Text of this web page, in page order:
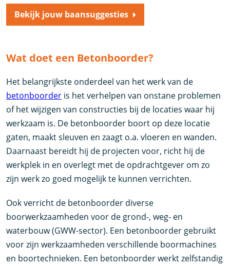
Bekijk jouw baansuggesties
Wat doet een Betonboorder?
Het belangrijkste onderdeel van het werk van de
betonboorder is het verhelpen van onstane problemen
of het wijzigen van constructies bij de locaties waar hij
werkzaam is. De betonboorder boort op deze locatie
gaten, maakt sleuven en zaagt o.a. vloeren en wanden.
Daarnaast bereidt hij de projecten voor, richt hij de
werkplek in en overlegt met de opdrachtgever om zo
zijn werk zo goed mogelijk te kunnen verrichten.
Ook verricht de betonboorder diverse
boorwerkzaamheden voor de grond-, weg- en
waterbouw (GWW-sector). Een betonboorder gebruikt
voor zijn werkzaamheden verschillende boormachines
en boortechnieken. Een betonboorder werkt zelfstandig